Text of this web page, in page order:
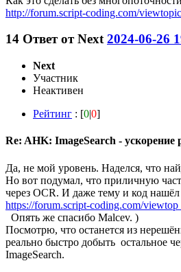
http://forum.script-coding.com/
14 Ответ отNext 2024-06-26
Next
Участник
Неактивен
Рейтинг : [0|0]
Re: AHK: ImageSearch - ускорение
Да, не мой уровень. Наделся, что
Но вот подумал, что приличную
через OCR. И даже тему и код
https://forum.script-coding.com/
Опять же спасибо Malcev. )
Посмотрю, что останется из
реально быстро добыть остальное
ImageSearch.